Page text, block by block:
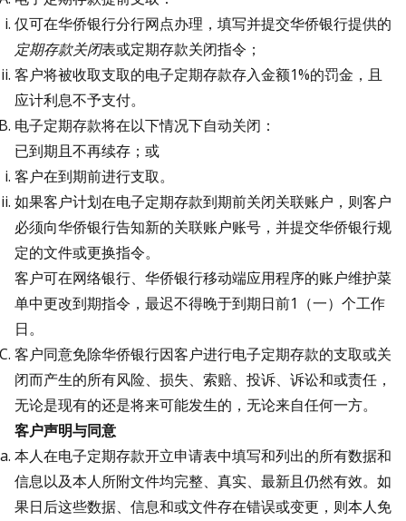
仅可在华侨银行分行网点办理，填写并提交华侨银行提供的
定期存款关闭表或定期存款关闭指令；
客户将被收取支取的电子定期存款存入金额1%的罚金，且
应计利息不予支付。
电子定期存款将在以下情况下自动关闭：
已到期且不再续存；或
客户在到期前进行支取。
如果客户计划在电子定期存款到期前关闭关联账户，则客户
必须向华侨银行告知新的关联账户账号，并提交华侨银行规
定的文件或更换指令。
客户可在网络银行、华侨银行移动端应用程序的账户维护菜
单中更改到期指令，最迟不得晚于到期日前1（一）个工作
日。
客户同意免除华侨银行因客户进行电子定期存款的支取或关
闭而产生的所有风险、损失、索赔、投诉、诉讼和或责任，
无论是现有的还是将来可能发生的，无论来自任何一方。
客户声明与同意
本人在电子定期存款开立申请表中填写和列出的所有数据和
信息以及本人所附文件均完整、真实、最新且仍然有效。如
果日后这些数据、信息和或文件存在错误或变更，则本人免